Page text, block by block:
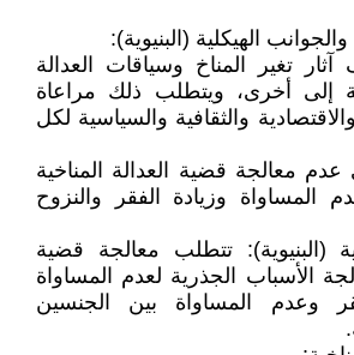
تغير المناخ وسياقات العدالة
إلى أخرى، ويتطلب ذلك مراعاة
والثقافية والسياسية لكل
معالجة قضية العدالة المناخية
المساواة وزيادة الفقر والنزوح
(البنيوية): تتطلب معالجة قضية
الأسباب الجذرية لعدم المساواة
وعدم المساواة بين الجنسين